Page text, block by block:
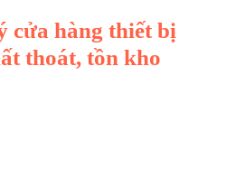
cửa hàng thiết bị
thoát, tồn kho